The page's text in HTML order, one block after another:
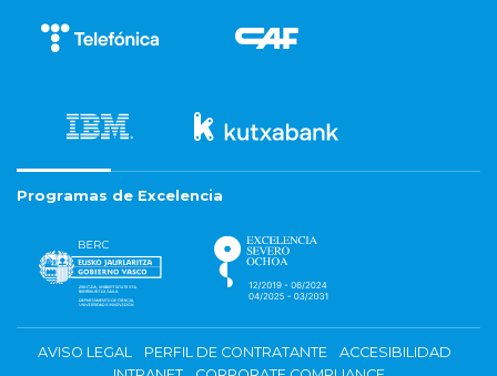
Programas de Excelencia
AVISO LEGAL PERFIL DE CONTRATANTE
ACCESIBILIDAD